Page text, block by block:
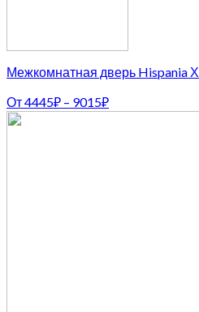
Межкомнатная дверь Hispania
От4445₽ – 9015₽